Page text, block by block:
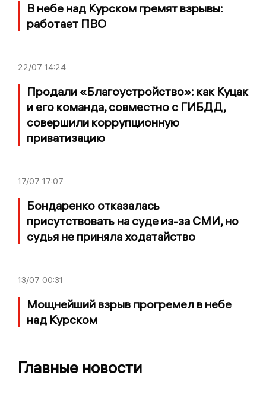
В небе над Курском гремят взрывы:
работает ПВО
22/07 14:24
Продали «Благоустройство»: как Куцак
и его команда, совместно с ГИБДД,
совершили коррупционную
приватизацию
17/07 17:07
Бондаренко отказалась
присутствовать на суде из-за СМИ, но
судья не приняла ходатайство
13/07 00:31
Мощнейший взрыв прогремел в небе
над Курском
Главные новости